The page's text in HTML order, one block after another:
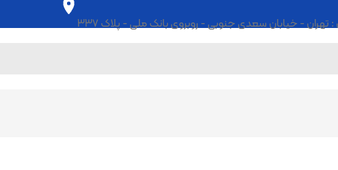
سعدی جنوبی - روبروی بانک ملی - پلاک ۳۳۷